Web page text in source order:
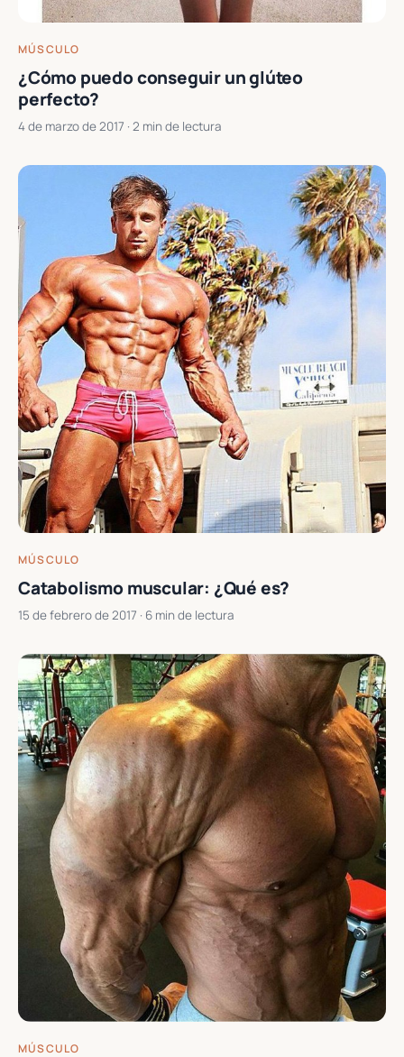
MÚSCULO
¿Cómo puedo conseguir un glúteo
perfecto?
4 de marzo de 2017 · 2 min de lectura
MÚSCULO
Catabolismo muscular: ¿Qué es?
15 de febrero de 2017 · 6 min de lectura
MÚSCULO